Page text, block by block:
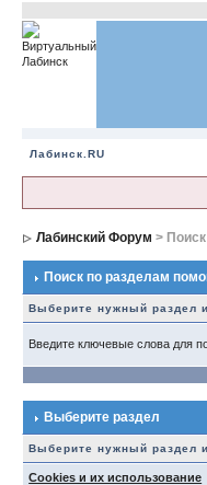
Лабинск.RU
Лабинский Форум >
Поиск по разделам
Выберите нужный раздел
Введите ключевые слова для
Выберите раздел
Выберите нужный раздел
Cookies и их использование